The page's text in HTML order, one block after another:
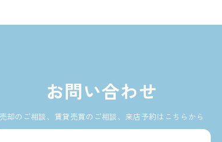
お問い合わせ
売却のご相談、賃貸売買のご相談、来店予約はこちらから